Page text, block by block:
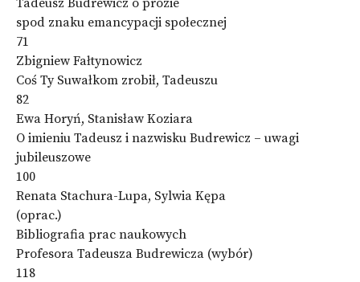
Tadeusz Budrewicz o prozie
spod znaku emancypacji społecznej
71
Zbigniew Fałtynowicz
Coś Ty Suwałkom zrobił, Tadeuszu
82
Ewa Horyń, Stanisław Koziara
O imieniu Tadeusz i nazwisku Budrewicz – uwagi
jubileuszowe
100
Renata Stachura-Lupa, Sylwia Kępa
(oprac.)
Bibliografia prac naukowych
Profesora Tadeusza Budrewicza (wybór)
118